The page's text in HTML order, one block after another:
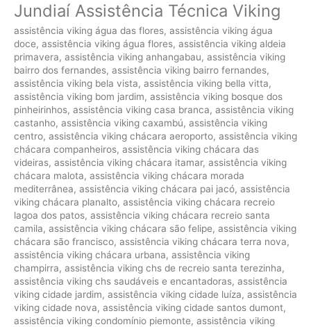
Jundiaí Assistência Técnica Viking
assistência viking água das flores, assistência viking água
doce, assistência viking água flores, assistência viking aldeia
primavera, assistência viking anhangabau, assistência viking
bairro dos fernandes, assistência viking bairro fernandes,
assistência viking bela vista, assistência viking bella vitta,
assistência viking bom jardim, assistência viking bosque dos
pinheirinhos, assistência viking casa branca, assistência viking
castanho, assistência viking caxambú, assistência viking
centro, assistência viking chácara aeroporto, assistência viking
chácara companheiros, assistência viking chácara das
videiras, assistência viking chácara itamar, assistência viking
chácara malota, assistência viking chácara morada
mediterrânea, assistência viking chácara pai jacó, assistência
viking chácara planalto, assistência viking chácara recreio
lagoa dos patos, assistência viking chácara recreio santa
camila, assistência viking chácara são felipe, assistência viking
chácara são francisco, assistência viking chácara terra nova,
assistência viking chácara urbana, assistência viking
champirra, assistência viking chs de recreio santa terezinha,
assistência viking chs saudáveis e encantadoras, assistência
viking cidade jardim, assistência viking cidade luíza, assistência
viking cidade nova, assistência viking cidade santos dumont,
assistência viking condomínio piemonte, assistência viking